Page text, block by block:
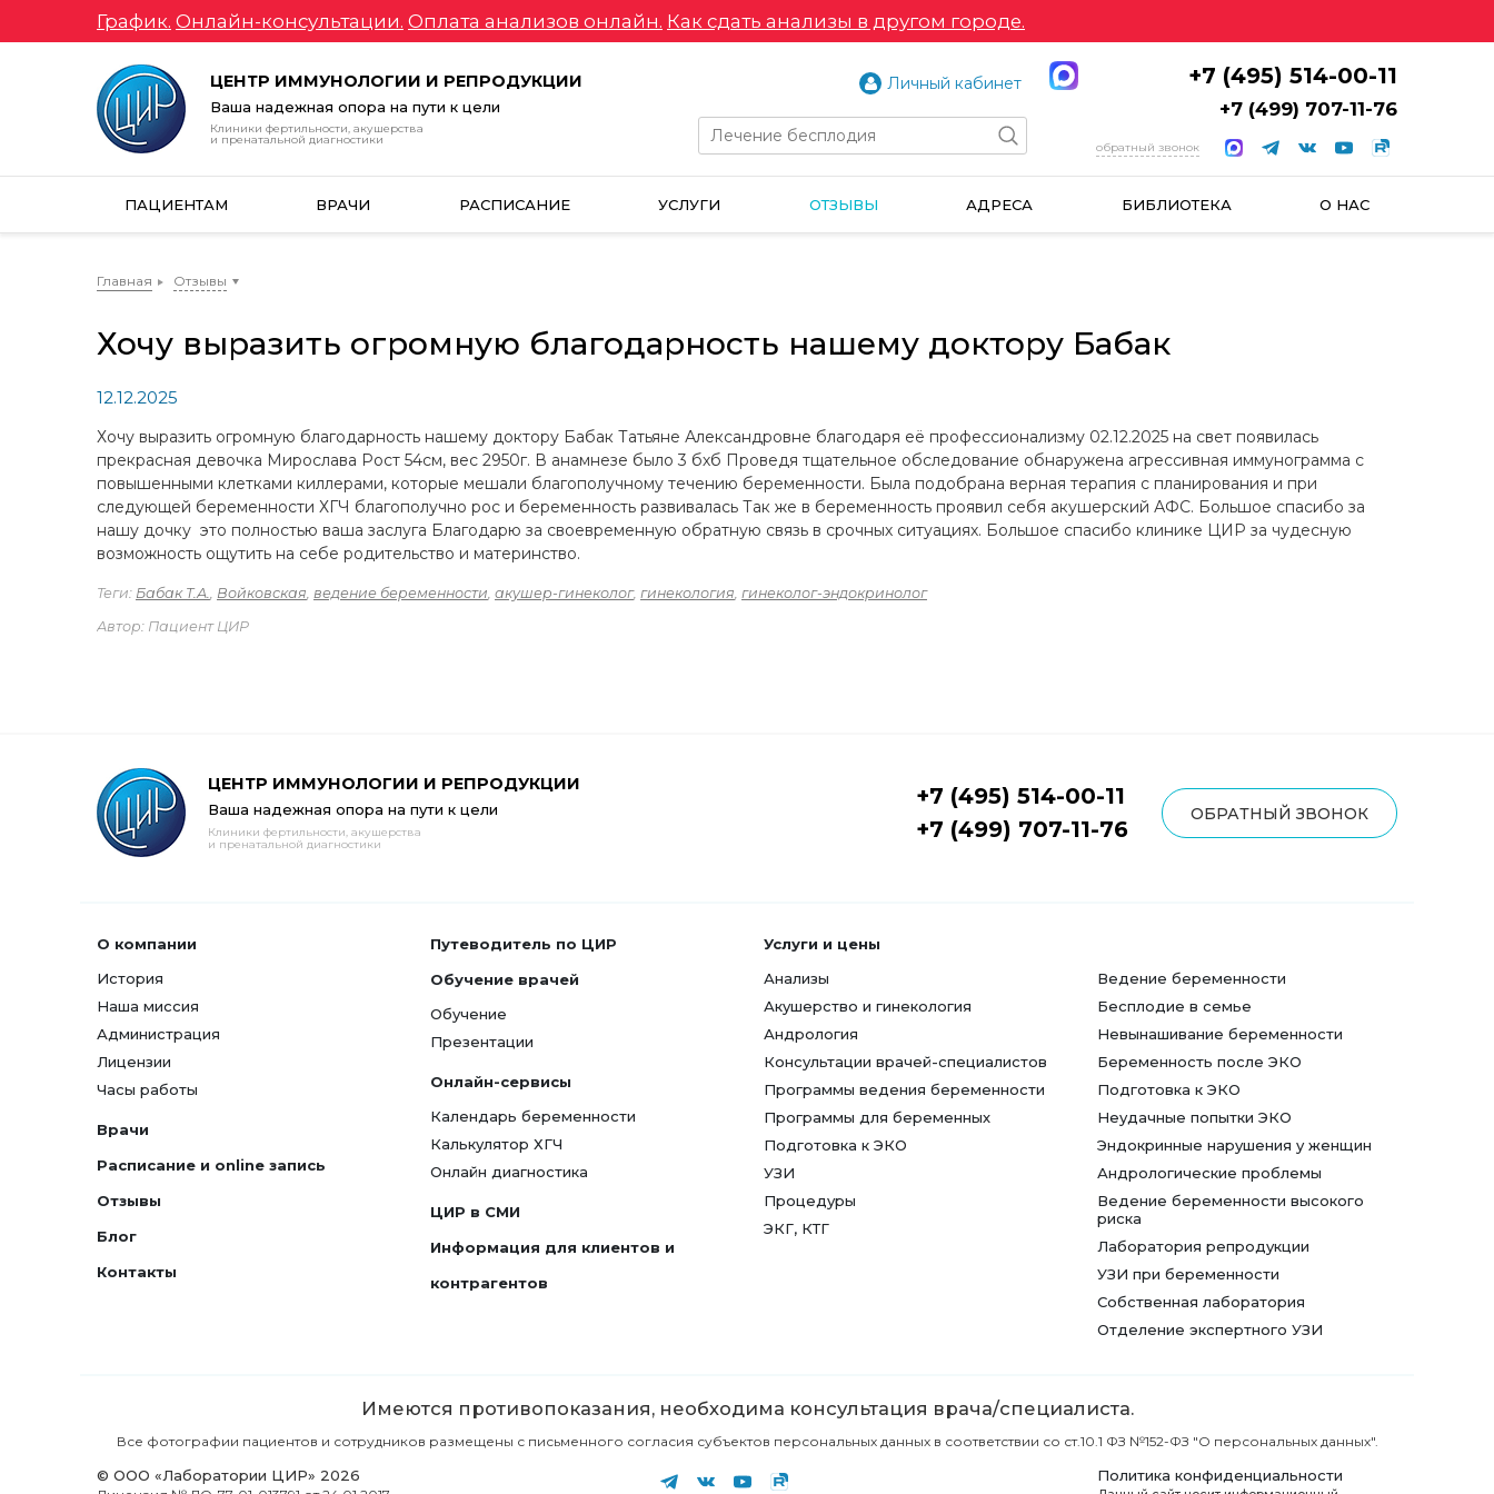
График. Онлайн-консультации. Оплата анализов онлайн. Как сдать анализы в другом городе.
ЦЕНТР ИММУНОЛОГИИ И РЕПРОДУКЦИИ
Ваша надежная опора на пути к цели
Клиники фертильности, акушерства
и пренатальной диагностики
Личный кабинет +7 (495) 514-00-11
+7 (499) 707-11-76
обратный звонок
ПАЦИЕНТАМ ВРАЧИ РАСПИСАНИЕ УСЛУГИ ОТЗЫВЫ АДРЕСА БИБЛИОТЕКА О НАС
Главная Отзывы
Хочу выразить огромную благодарность нашему доктору Бабак
12.12.2025
Хочу выразить огромную благодарность нашему доктору Бабак Татьяне Александровне благодаря её профессионализму 02.12.2025 на свет появилась
прекрасная девочка Мирослава Рост 54см, вес 2950г. В анамнезе было 3 бхб Проведя тщательное обследование обнаружена агрессивная иммунограмма с
повышенными клетками киллерами, которые мешали благополучному течению беременности. Была подобрана верная терапия с планирования и при
следующей беременности ХГЧ благополучно рос и беременность развивалась Так же в беременность проявил себя акушерский АФС. Большое спасибо за
нашу дочку это полностью ваша заслуга Благодарю за своевременную обратную связь в срочных ситуациях. Большое спасибо клинике ЦИР за чудесную
возможность ощутить на себе родительство и материнство.
Теги: Бабак Т.А., Войковская, ведение беременности, акушер-гинеколог, гинекология, гинеколог-эндокринолог
Автор: Пациент ЦИР
ЦЕНТР ИММУНОЛОГИИ И РЕПРОДУКЦИИ
Ваша надежная опора на пути к цели
Клиники фертильности, акушерства
и пренатальной диагностики
+7 (495) 514-00-11
+7 (499) 707-11-76
ОБРАТНЫЙ ЗВОНОК
О компании
История
Наша миссия
Администрация
Лицензии
Часы работы
Врачи
Расписание и online запись
Отзывы
Блог
Контакты
Путеводитель по ЦИР
Обучение врачей
Обучение
Презентации
Онлайн-сервисы
Календарь беременности
Калькулятор ХГЧ
Онлайн диагностика
ЦИР в СМИ
Информация для клиентов и
контрагентов
Услуги и цены
Анализы
Акушерство и гинекология
Андрология
Консультации врачей-специалистов
Программы ведения беременности
Программы для беременных
Подготовка к ЭКО
УЗИ
Процедуры
ЭКГ, КТГ
Ведение беременности
Бесплодие в семье
Невынашивание беременности
Беременность после ЭКО
Подготовка к ЭКО
Неудачные попытки ЭКО
Эндокринные нарушения у женщин
Андрологические проблемы
Ведение беременности высокого
риска
Лаборатория репродукции
УЗИ при беременности
Собственная лаборатория
Отделение экспертного УЗИ
Имеются противопоказания, необходима консультация врача/специалиста.
Все фотографии пациентов и сотрудников размещены с письменного согласия субъектов персональных данных в соответствии со ст.10.1 ФЗ №152-ФЗ "О персональных данных".
© ООО «Лаборатории ЦИР» 2026 Политика конфиденциальности